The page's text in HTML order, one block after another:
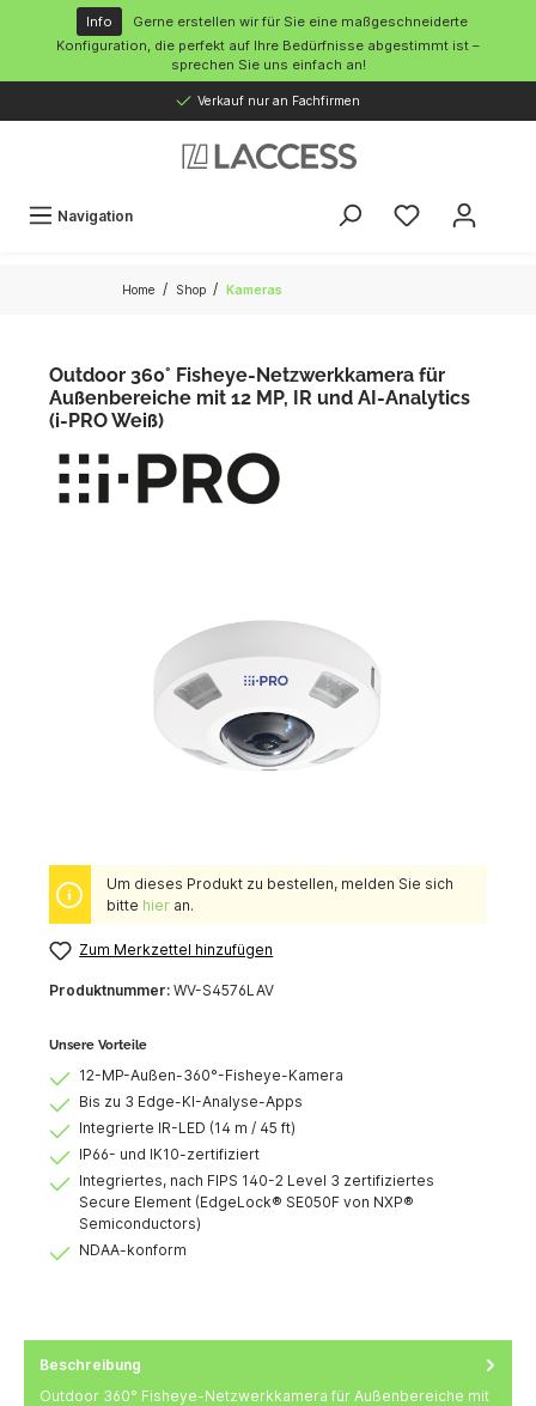
springen
Info
Gerne erstellen wir für Sie eine maßgeschneiderte
Konfiguration, die perfekt auf Ihre Bedürfnisse abgestimmt ist –
sprechen Sie uns einfach an!
Verkauf nur an Fachfirmen
Navigation
Home / Shop / Kameras
Outdoor 360° Fisheye-Netzwerkkamera für
Außenbereiche mit 12 MP, IR und AI-Analytics
(i-PRO Weiß)
Um dieses Produkt zu bestellen, melden Sie sich
bitte hieran.
Zum Merkzettel hinzufügen
Produktnummer: WV-S4576LAV
Unsere Vorteile
12-MP-Außen-360°-Fisheye-Kamera
Bis zu 3 Edge-KI-Analyse-Apps
Integrierte IR-LED (14 m / 45 ft)
IP66- und IK10-zertifiziert
Integriertes, nach FIPS 140-2 Level 3 zertifiziertes
Secure Element (EdgeLock® SE050F von NXP®
Semiconductors)
NDAA-konform
Beschreibung
Outdoor 360° Fisheye-Netzwerkkamera für Außenbereiche mit